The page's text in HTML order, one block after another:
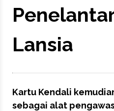
Lansia
Kartu Kendali
sebagai alat